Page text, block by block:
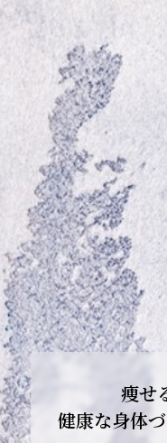
痩せ
健康な身体